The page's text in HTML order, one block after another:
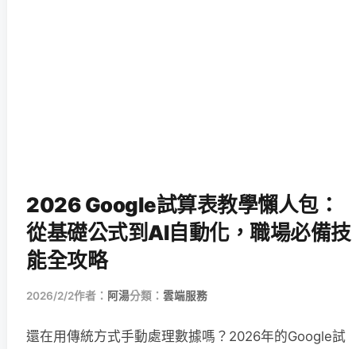
2026 Google試算表教學懶人包：
從基礎公式到AI自動化，職場必備技
能全攻略
2026/2/2作者： 阿湯分類： 雲端服務
還在用傳統方式手動處理數據嗎？2026年的Google試